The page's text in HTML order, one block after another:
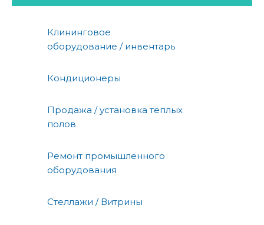
Клининговое
оборудование / инвентарь
Кондиционеры
Продажа / установка тёплых
полов
Ремонт промышленного
оборудования
Стеллажи / Витрины